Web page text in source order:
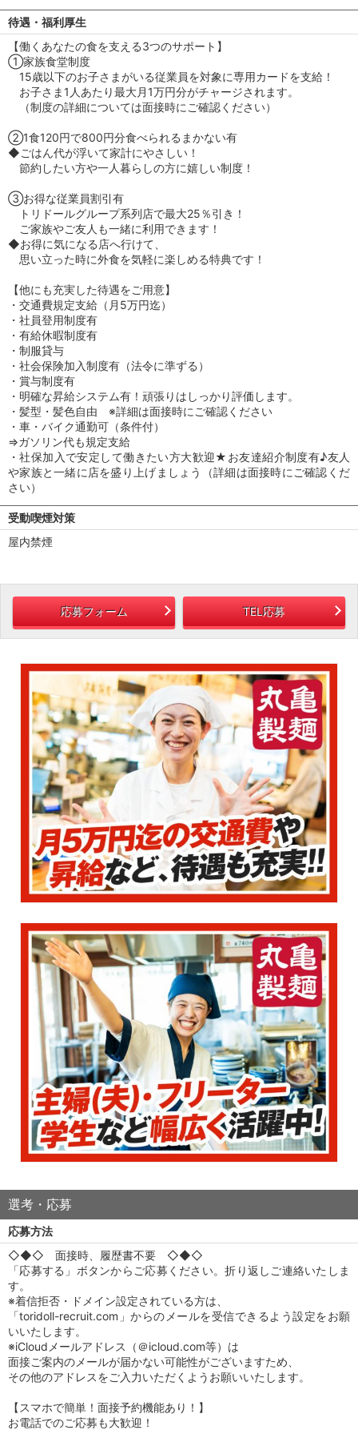
待遇・福利厚生
【働くあなたの食を支える3つのサポート】
①家族食堂制度
15歳以下のお子さまがいる従業員を対象に専用カードを支給！
お子さま1人あたり最大月1万円分がチャージされます。
（制度の詳細については面接時にご確認ください）
②1食120円で800円分食べられるまかない有
◆ごはん代が浮いて家計にやさしい！
節約したい方や一人暮らしの方に嬉しい制度！
③お得な従業員割引有
トリドールグループ系列店で最大25％引き！
ご家族やご友人も一緒に利用できます！
◆お得に気になる店へ行けて、
思い立った時に外食を気軽に楽しめる特典です！
【他にも充実した待遇をご用意】
・交通費規定支給（月5万円迄）
・社員登用制度有
・有給休暇制度有
・制服貸与
・社会保険加入制度有（法令に準ずる）
・賞与制度有
・明確な昇給システム有！頑張りはしっかり評価します。
・髪型・髪色自由 ※詳細は面接時にご確認ください
・車・バイク通勤可（条件付）
⇒ガソリン代も規定支給
・社保加入で安定して働きたい方大歓迎★お友達紹介制度有♪友人
や家族と一緒に店を盛り上げましょう（詳細は面接時にご確認くだ
さい）
受動喫煙対策
屋内禁煙
応募フォーム TEL応募
選考・応募
応募方法
◇◆◇ 面接時、履歴書不要 ◇◆◇
「応募する」ボタンからご応募ください。折り返しご連絡いたしま
す。
※着信拒否・ドメイン設定されている方は、
「toridoll-recruit.com」からのメールを受信できるよう設定をお願
いいたします。
※iCloudメールアドレス（＠icloud.com等）は
面接ご案内のメールが届かない可能性がございますため、
その他のアドレスをご入力いただくようお願いいたします。
【スマホで簡単！面接予約機能あり！】
お電話でのご応募も大歓迎！